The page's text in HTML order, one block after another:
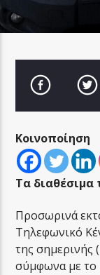
Title
Artist
LA FAMIGLIA
LA FAMIGLIA
Κοινοποίηση
Τα διαθέσιμα
Προσωρινά
Τηλεφωνικό
της σημερινής
σύμφωνα με το